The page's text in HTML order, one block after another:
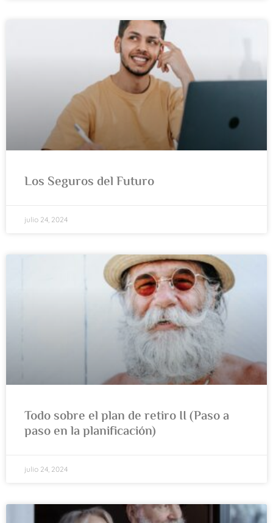
Los Seguros del Futuro
julio 24, 2024
Todo sobre el plan de retiro II (Paso a
paso en la planificación)
julio 24, 2024